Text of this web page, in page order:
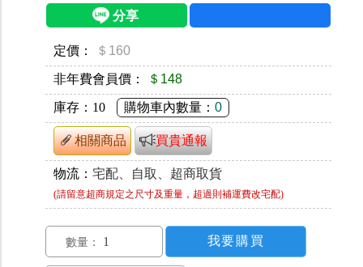
定價： ＄160
非年費會員價： ＄148
庫存： 10 購物車內數量： 0
相關商品 買貴通報
物流： 宅配、自取、超商取貨
(請留意超商規定之尺寸及重量，超過則補運費改宅配)
數量：